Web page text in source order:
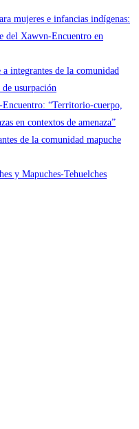
mujeres e infancias indígenas:
del Xawvn-Encuentro en
a integrantes de la comunidad
usurpación
“Territorio-cuerpo,
en contextos de amenaza”
de la comunidad mapuche
y Mapuches-Tehuelches